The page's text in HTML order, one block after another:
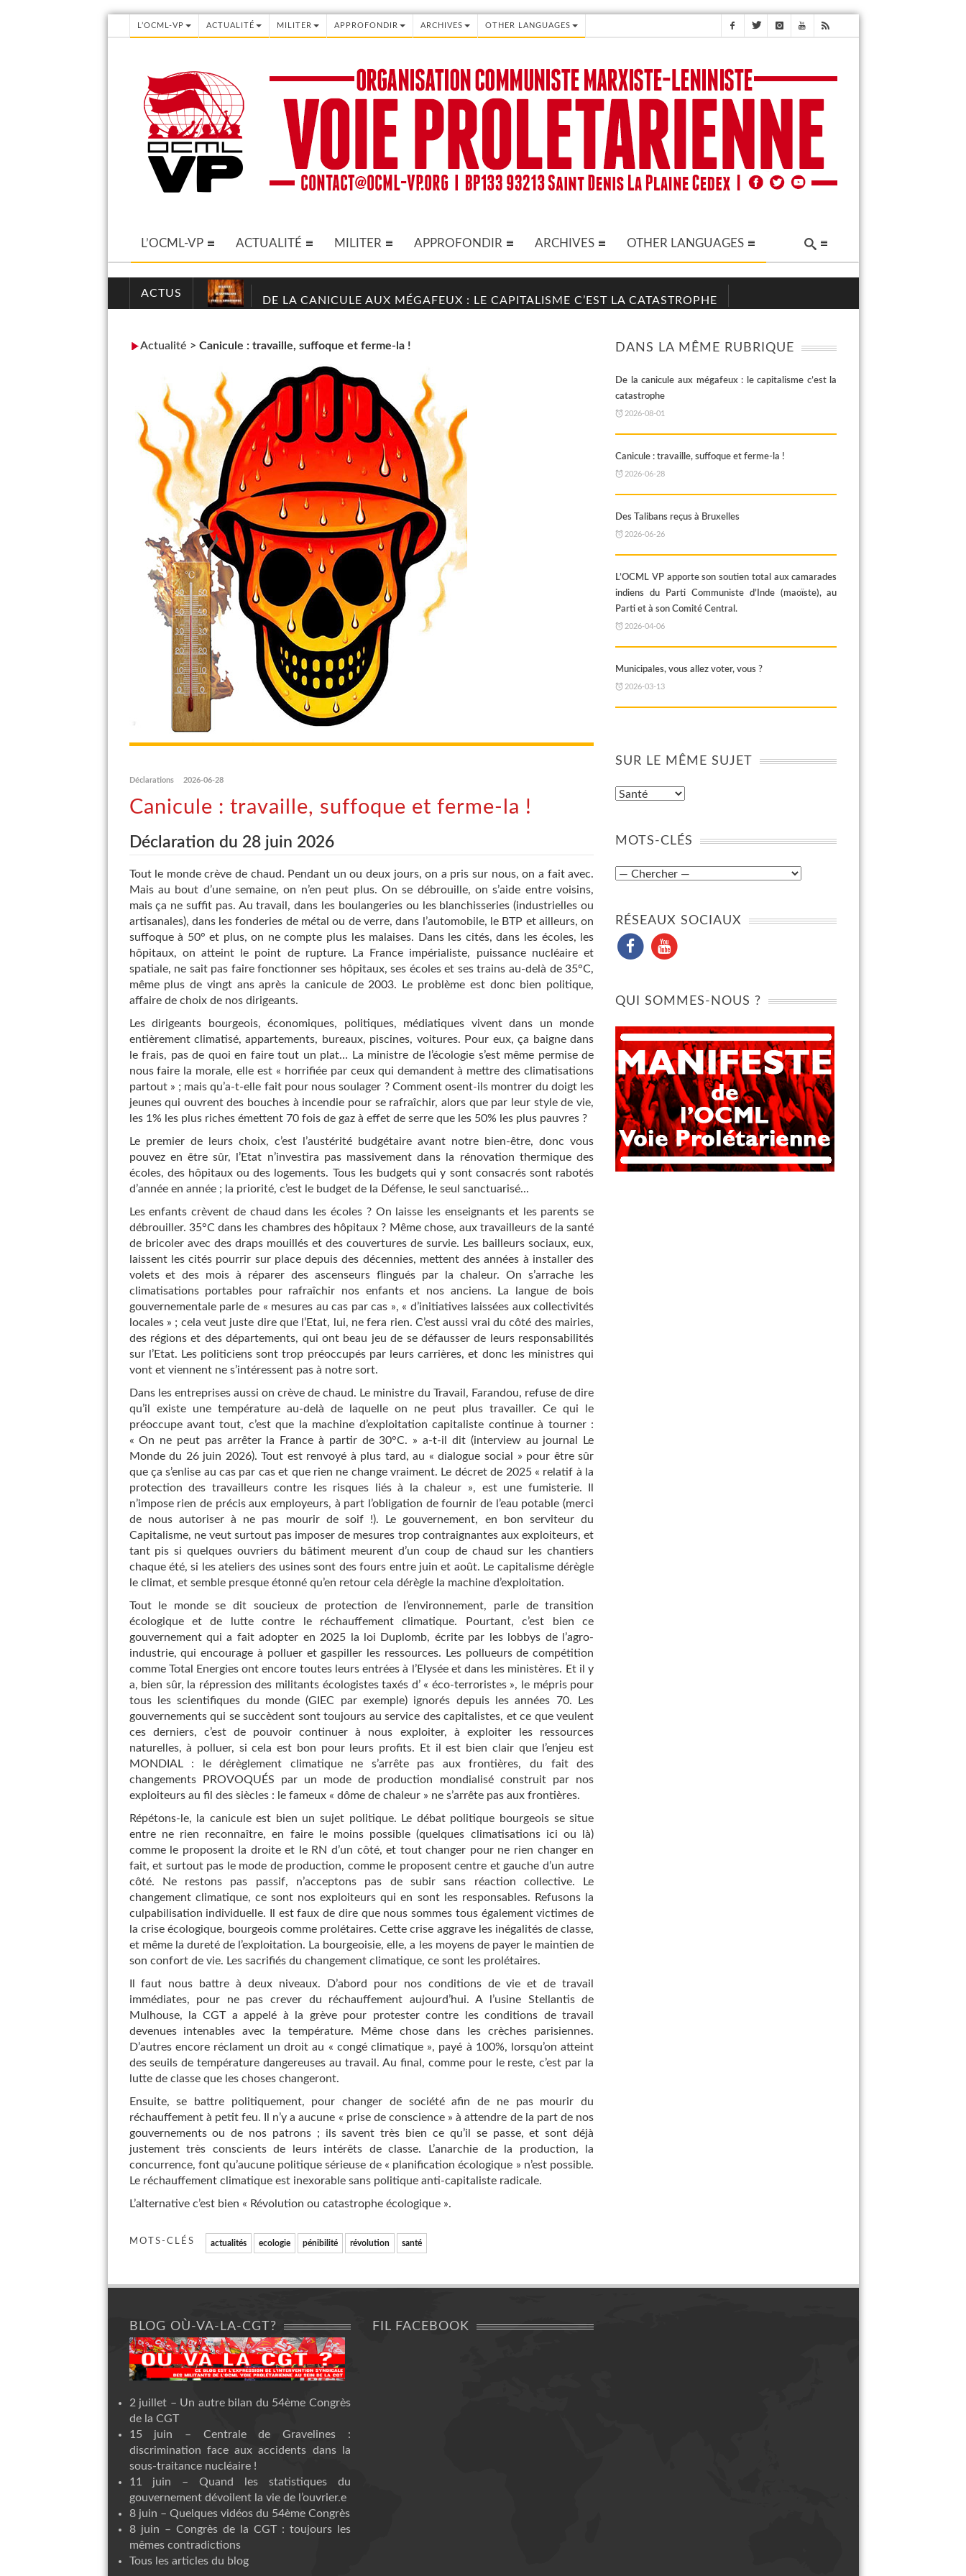
L’OCML-VP ACTUALITÉ MILITER APPROFONDIR ARCHIVES OTHER LANGUAGES
L’OCML-VP ACTUALITÉ MILITER APPROFONDIR ARCHIVES OTHER LANGUAGES
ACTUS
DE LA CANICULE AUX MÉGAFEUX : LE CAPITALISME C’EST LA CATASTROPHE
Actualité > Canicule : travaille, suffoque et ferme-la !
Déclarations 2026-06-28
Canicule : travaille, suffoque et ferme-la !
Déclaration du 28 juin 2026
Tout le monde crève de chaud. Pendant un ou deux jours, on a pris sur nous, on a fait avec.
Mais au bout d’une semaine, on n’en peut plus. On se débrouille, on s’aide entre voisins,
mais ça ne suffit pas. Au travail, dans les boulangeries ou les blanchisseries (industrielles ou
artisanales), dans les fonderies de métal ou de verre, dans l’automobile, le BTP et ailleurs, on
suffoque à 50° et plus, on ne compte plus les malaises. Dans les cités, dans les écoles, les
hôpitaux, on atteint le point de rupture. La France impérialiste, puissance nucléaire et
spatiale, ne sait pas faire fonctionner ses hôpitaux, ses écoles et ses trains au-delà de 35°C,
même plus de vingt ans après la canicule de 2003. Le problème est donc bien politique,
affaire de choix de nos dirigeants.
Les dirigeants bourgeois, économiques, politiques, médiatiques vivent dans un monde
entièrement climatisé, appartements, bureaux, piscines, voitures. Pour eux, ça baigne dans
le frais, pas de quoi en faire tout un plat… La ministre de l’écologie s’est même permise de
nous faire la morale, elle est « horrifiée par ceux qui demandent à mettre des climatisations
partout » ; mais qu’a-t-elle fait pour nous soulager ? Comment osent-ils montrer du doigt les
jeunes qui ouvrent des bouches à incendie pour se rafraîchir, alors que par leur style de vie,
les 1% les plus riches émettent 70 fois de gaz à effet de serre que les 50% les plus pauvres ?
Le premier de leurs choix, c’est l’austérité budgétaire avant notre bien-être, donc vous
pouvez en être sûr, l’Etat n’investira pas massivement dans la rénovation thermique des
écoles, des hôpitaux ou des logements. Tous les budgets qui y sont consacrés sont rabotés
d’année en année ; la priorité, c’est le budget de la Défense, le seul sanctuarisé...
Les enfants crèvent de chaud dans les écoles ? On laisse les enseignants et les parents se
débrouiller. 35°C dans les chambres des hôpitaux ? Même chose, aux travailleurs de la santé
de bricoler avec des draps mouillés et des couvertures de survie. Les bailleurs sociaux, eux,
laissent les cités pourrir sur place depuis des décennies, mettent des années à installer des
volets et des mois à réparer des ascenseurs flingués par la chaleur. On s’arrache les
climatisations portables pour rafraîchir nos enfants et nos anciens. La langue de bois
gouvernementale parle de « mesures au cas par cas », « d’initiatives laissées aux collectivités
locales » ; cela veut juste dire que l’Etat, lui, ne fera rien. C’est aussi vrai du côté des mairies,
des régions et des départements, qui ont beau jeu de se défausser de leurs responsabilités
sur l’Etat. Les politiciens sont trop préoccupés par leurs carrières, et donc les ministres qui
vont et viennent ne s’intéressent pas à notre sort.
Dans les entreprises aussi on crève de chaud. Le ministre du Travail, Farandou, refuse de dire
qu’il existe une température au-delà de laquelle on ne peut plus travailler. Ce qui le
préoccupe avant tout, c’est que la machine d’exploitation capitaliste continue à tourner :
« On ne peut pas arrêter la France à partir de 30°C. » a-t-il dit (interview au journal Le
Monde du 26 juin 2026). Tout est renvoyé à plus tard, au « dialogue social » pour être sûr
que ça s’enlise au cas par cas et que rien ne change vraiment. Le décret de 2025 « relatif à la
protection des travailleurs contre les risques liés à la chaleur », est une fumisterie. Il
n’impose rien de précis aux employeurs, à part l’obligation de fournir de l’eau potable (merci
de nous autoriser à ne pas mourir de soif !). Le gouvernement, en bon serviteur du
Capitalisme, ne veut surtout pas imposer de mesures trop contraignantes aux exploiteurs, et
tant pis si quelques ouvriers du bâtiment meurent d’un coup de chaud sur les chantiers
chaque été, si les ateliers des usines sont des fours entre juin et août. Le capitalisme dérègle
le climat, et semble presque étonné qu’en retour cela dérègle la machine d’exploitation.
Tout le monde se dit soucieux de protection de l’environnement, parle de transition
écologique et de lutte contre le réchauffement climatique. Pourtant, c’est bien ce
gouvernement qui a fait adopter en 2025 la loi Duplomb, écrite par les lobbys de l’agro-
industrie, qui encourage à polluer et gaspiller les ressources. Les pollueurs de compétition
comme Total Energies ont encore toutes leurs entrées à l’Elysée et dans les ministères. Et il y
a, bien sûr, la répression des militants écologistes taxés d’ « éco-terroristes », le mépris pour
tous les scientifiques du monde (GIEC par exemple) ignorés depuis les années 70. Les
gouvernements qui se succèdent sont toujours au service des capitalistes, et ce que veulent
ces derniers, c’est de pouvoir continuer à nous exploiter, à exploiter les ressources
naturelles, à polluer, si cela est bon pour leurs profits. Et il est bien clair que l’enjeu est
MONDIAL : le dérèglement climatique ne s’arrête pas aux frontières, du fait des
changements PROVOQUÉS par un mode de production mondialisé construit par nos
exploiteurs au fil des siècles : le fameux « dôme de chaleur » ne s’arrête pas aux frontières.
Répétons-le, la canicule est bien un sujet politique. Le débat politique bourgeois se situe
entre ne rien reconnaître, en faire le moins possible (quelques climatisations ici ou là)
comme le proposent la droite et le RN d’un côté, et tout changer pour ne rien changer en
fait, et surtout pas le mode de production, comme le proposent centre et gauche d’un autre
côté. Ne restons pas passif, n’acceptons pas de subir sans réaction collective. Le
changement climatique, ce sont nos exploiteurs qui en sont les responsables. Refusons la
culpabilisation individuelle. Il est faux de dire que nous sommes tous également victimes de
la crise écologique, bourgeois comme prolétaires. Cette crise aggrave les inégalités de classe,
et même la dureté de l’exploitation. La bourgeoisie, elle, a les moyens de payer le maintien de
son confort de vie. Les sacrifiés du changement climatique, ce sont les prolétaires.
Il faut nous battre à deux niveaux. D’abord pour nos conditions de vie et de travail
immédiates, pour ne pas crever du réchauffement aujourd’hui. A l’usine Stellantis de
Mulhouse, la CGT a appelé à la grève pour protester contre les conditions de travail
devenues intenables avec la température. Même chose dans les crèches parisiennes.
D’autres encore réclament un droit au « congé climatique », payé à 100%, lorsqu’on atteint
des seuils de température dangereuses au travail. Au final, comme pour le reste, c’est par la
lutte de classe que les choses changeront.
Ensuite, se battre politiquement, pour changer de société afin de ne pas mourir du
réchauffement à petit feu. Il n’y a aucune « prise de conscience » à attendre de la part de nos
gouvernements ou de nos patrons ; ils savent très bien ce qu’il se passe, et sont déjà
justement très conscients de leurs intérêts de classe. L’anarchie de la production, la
concurrence, font qu’aucune politique sérieuse de « planification écologique » n’est possible.
Le réchauffement climatique est inexorable sans politique anti-capitaliste radicale.
L’alternative c’est bien « Révolution ou catastrophe écologique ».
MOTS-CLÉS actualités ecologie pénibilité révolution santé
DANS LA MÊME RUBRIQUE
De la canicule aux mégafeux : le capitalisme c’est la
catastrophe
2026-08-01
Canicule : travaille, suffoque et ferme-la !
2026-06-28
Des Talibans reçus à Bruxelles
2026-06-26
L’OCML VP apporte son soutien total aux camarades
indiens du Parti Communiste d’Inde (maoïste), au
Parti et à son Comité Central.
2026-04-06
Municipales, vous allez voter, vous ?
2026-03-13
SUR LE MÊME SUJET
MOTS-CLÉS
RÉSEAUX SOCIAUX
QUI SOMMES-NOUS ?
BLOG OÙ-VA-LA-CGT?
2 juillet – Un autre bilan du 54ème Congrès
de la CGT
15 juin – Centrale de Gravelines :
discrimination face aux accidents dans la
sous-traitance nucléaire !
11 juin – Quand les statistiques du
gouvernement dévoilent la vie de l’ouvrier.e
8 juin – Quelques vidéos du 54ème Congrès
8 juin – Congrès de la CGT : toujours les
mêmes contradictions
Tous les articles du blog
FIL FACEBOOK